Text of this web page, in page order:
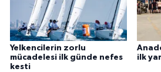
Yelkencilerin zorlu
mücadelesi ilk günde nefes
kesti
ilk